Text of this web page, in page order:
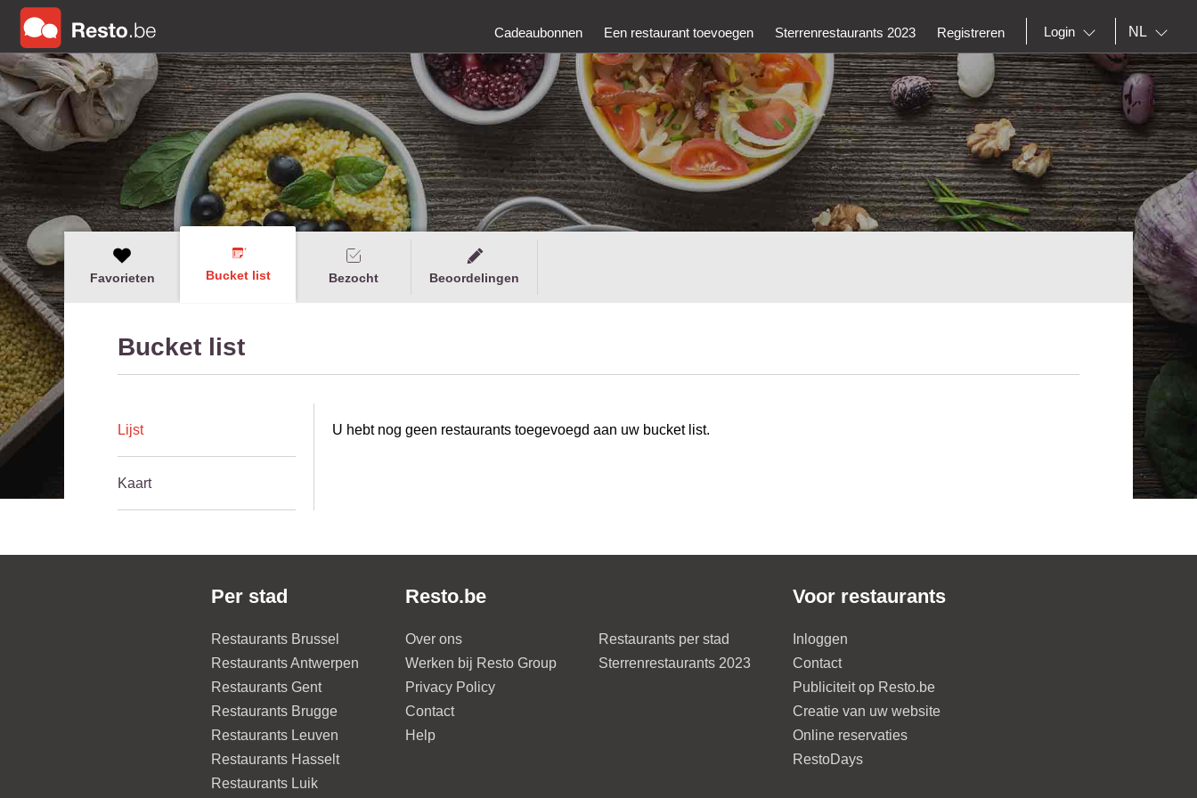
Cadeaubonnen Een restaurant toevoegen Sterrenrestaurants 2023 Registreren Login NL
Favorieten Bucket list Bezocht Beoordelingen
Bucket list
Lijst
Kaart
U hebt nog geen restaurants toegevoegd aan uw bucket list.
Per stad
Restaurants Brussel
Restaurants Antwerpen
Restaurants Gent
Restaurants Brugge
Restaurants Leuven
Restaurants Hasselt
Restaurants Luik
Resto.be
Over ons
Werken bij Resto Group
Privacy Policy
Contact
Help
Restaurants per stad
Sterrenrestaurants 2023
Voor restaurants
Inloggen
Contact
Publiciteit op Resto.be
Creatie van uw website
Online reservaties
RestoDays